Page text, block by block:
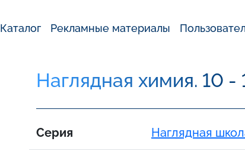
Каталог Рекламные материалы
Наглядная химия. 10 -
Серия Наглядная